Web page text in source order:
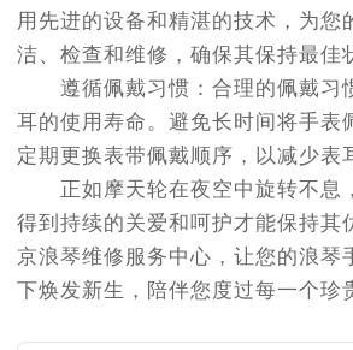
用先进的设备和精湛的技术，为您
洁、检查和维修，确保其保持最佳
遵循佩戴习惯：合理的佩戴习
耳的使用寿命。避免长时间将手表
定期更换表带佩戴顺序，以减少表
正如摩天轮在夜空中旋转不息
得到持续的关爱和呵护才能保持其
京浪琴维修服务中心，让您的浪琴
下焕发新生，陪伴您度过每一个珍